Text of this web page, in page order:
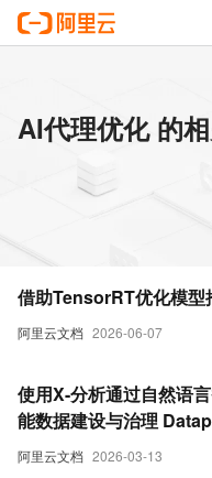
AI代理优化 的
阿里云文档 2026-06-07
借助TensorRT优化模型
阿里云文档 2026-03-13
使用X-分析通过自然语
能数据建设与治理